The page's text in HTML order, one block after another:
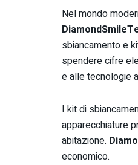
Nel mondo
sbiancamento e
spendere cifre
e alle tecnologie
I kit di
apparecchiature
abitazione.
economico.